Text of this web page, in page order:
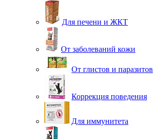
Для печени и ЖКТ
От заболеваний кожи
От глистов и паразитов
Коррекция поведения
Для иммунитета